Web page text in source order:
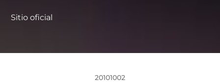
Sitio oficial
20101002